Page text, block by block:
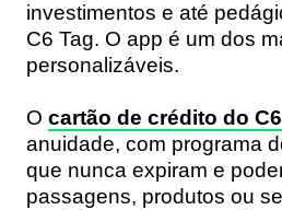
investimentos e até
C6 Tag. O app é um dos
personalizáveis.
O cartão de crédito do
anuidade, com programa
que nunca expiram e
passagens, produtos ou